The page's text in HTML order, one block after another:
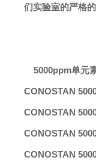
们实验室的严格
5000ppm单元
CONOSTAN
CONOSTAN
CONOSTAN
CONOSTAN